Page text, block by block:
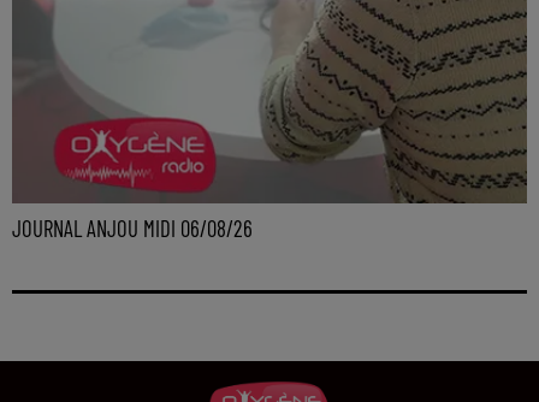
JOURNAL ANJOU MIDI 06/08/26